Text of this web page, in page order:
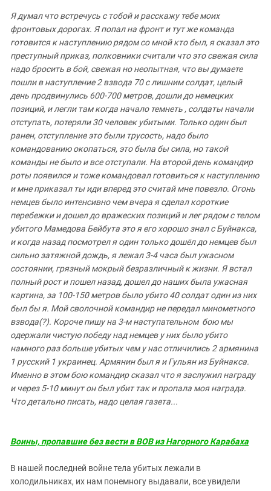
Я думал что встречусь с тобой и расскажу тебе моих
фронтовых дорогах. Я попал на фронт и тут же команда
готовится к наступлению рядом со мной кто был, я сказал это
преступный приказ, полковники считали что это свежая сила
надо бросить в бой, свежая но неопытная, что вы думаете
пошли в наступление 2 взвода 70 с лишним солдат, целый
день продвинулись 600-700 метров, дошли до немецких
позиций, и легли там когда начало темнеть , солдаты начали
отступать, потеряли 30 человек убитыми. Только один был
ранен, отступление это были трусость, надо было
командованию окопаться, это была бы сила, но такой
команды не было и все отступали. На второй день командир
роты появился и тоже командовал готовиться к наступлению
и мне приказал ты иди вперед это считай мне повезло. Огонь
немцев было интенсивно чем вчера я сделал короткие
перебежки и дошел до вражеских позиций и лег рядом с телом
убитого Мамедова Бейбута это я его хорошо знал с Буйнакса,
и когда назад посмотрел я один только дошёл до немцев был
сильно затяжной дождь, я лежал 3-4 часа был ужасном
состоянии, грязный мокрый безразличный к жизни. Я встал
полный рост и пошел назад, дошел до наших была ужасная
картина, за 100-150 метров было убито 40 солдат один из них
был бы я. Мой сволочной командир не передал минометного
взвода(?). Короче пишу на 3-м наступательном бою мы
одержали чистую победу над немцев у них было убито
намного раз больше убитых чем у нас отличились 2 армянина
1 русский 1 украинец. Армянин был я и Гульян из Буйнакса.
Именно в этом бою командир сказал что я заслужил награду
и через 5-10 минут он был убит так и пропала моя награда.
Что детально писать, надо целая газета...
Воины, пропавшие без вести в ВОВ из Нагорного Карабаха
В нашей последней войне тела убитых лежали в
холодильниках, их нам понемногу выдавали, все увидели